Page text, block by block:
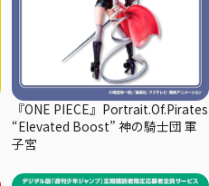
『ONE PIECE』Portrait.Of.Pirates
“Elevated Boost” 神の騎士団 軍
子宮